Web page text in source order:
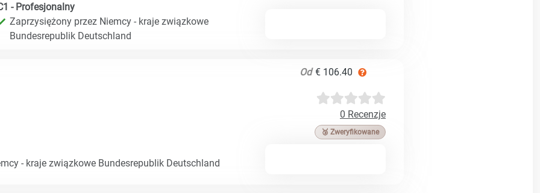
- Profesjonalny
Zaprzysiężony przez Niemcy - kraje związkowe
Bundesrepublik Deutschland
Od€ 106.40
0 Recenzje
🥉 Zweryfikowane
- kraje związkowe Bundesrepublik Deutschland